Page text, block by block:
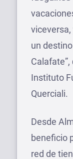
un
Instituto
Querciali.
Desde
beneficio
red de